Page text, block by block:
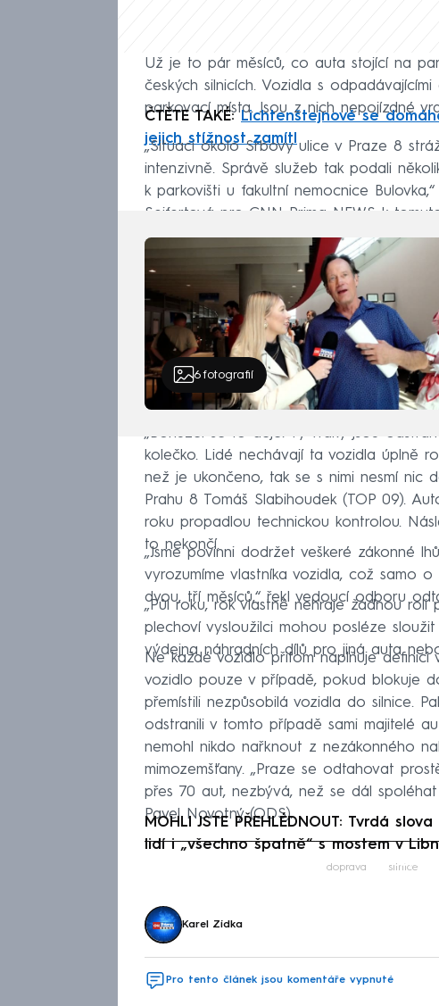
Už je to pár měsíců, co auta stojící na
českých silnicích. Vozidla s
parkovací místa. Jsou z nich nepojízdné
ČTĚTE TAKÉ:Lichtenštejnové se
jejich stížnost zamítl
„Situaci okolo Srbovy ulice v Praze 8
intenzivně. Správě služeb tak podali
k parkovišti u fakultní nemocnice
Seifertová pro CNN Prima NEWS k
6fotografií
„Bohužel se to děje. Ty vraky jsou
kolečko. Lidé nechávají ta vozidla úplně
než je ukončeno, tak se s nimi nesmí nic
Prahu 8 Tomáš Slabihoudek (TOP 09).
roku propadlou technickou kontrolou.
to nekončí.
„Jsme povinni dodržet veškeré zákonné
vyrozumíme vlastníka vozidla, což samo
dvou, tří měsíců,“ řekl vedoucí odboru
„Půl roku, rok vlastně nehraje žádnou roli
plechoví vysloužilci mohou posléze
výdejna náhradních dílů pro jiná auta
Ne každé vozidlo přitom naplňuje
vozidlo pouze v případě, pokud blokuje
přemístili nezpůsobilá vozidla do silnice.
odstranili v tomto případě sami majitelé
nemohl nikdo nařknout z nezákonného
mimozemšťany. „Praze se odtahovat
přes 70 aut, nezbývá, než se dál spoléhat
Pavel Novotný (ODS).
MOHLI JSTE PŘEHLÉDNOUT: Tvrdá
lidí i „všechno špatně“ s mostem v
doprava silnice
Karel Zídka
Pro tento článek jsou komentáře vypnuté